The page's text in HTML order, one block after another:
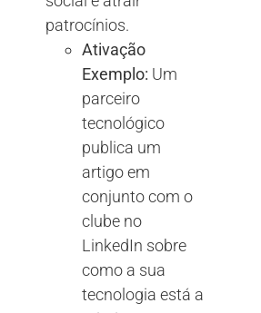
patrocínios.
Ativação
Exemplo: Um
parceiro
tecnológico
publica um
artigo em
conjunto com o
clube no
LinkedIn sobre
como a sua
tecnologia está a